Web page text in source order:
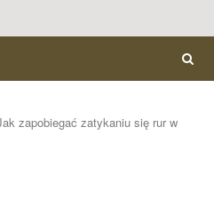
zapobiegać zatykaniu się rur w